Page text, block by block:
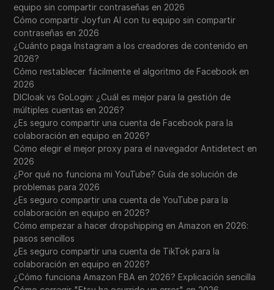
equipo sin compartir contraseñas en 2026
Cómo compartir Joyfun AI con tu equipo sin compartir
contraseñas en 2026
¿Cuánto paga Instagram a los creadores de contenido en
2026?
Cómo restablecer fácilmente el algoritmo de Facebook en
2026
DICloak vs GoLogin: ¿Cuál es mejor para la gestión de
múltiples cuentas en 2026?
¿Es seguro compartir una cuenta de Facebook para la
colaboración en equipo en 2026?
Cómo elegir el mejor proxy para el navegador Antidetect en
2026
¿Por qué no funciona mi YouTube? Guía de solución de
problemas para 2026
¿Es seguro compartir una cuenta de YouTube para la
colaboración en equipo en 2026?
Cómo empezar a hacer dropshipping en Amazon en 2026:
pasos sencillos
¿Es seguro compartir una cuenta de TikTok para la
colaboración en equipo en 2026?
¿Cómo funciona Amazon FBA en 2026? Explicación sencilla